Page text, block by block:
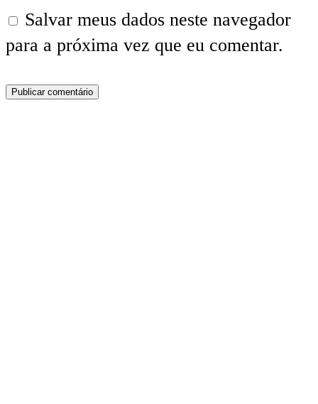
Salvar meus dados neste navegador
para a próxima vez que eu comentar.